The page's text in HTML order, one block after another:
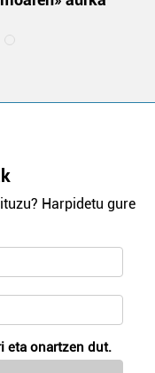
Harpidetu gure
eta onartzen dut.